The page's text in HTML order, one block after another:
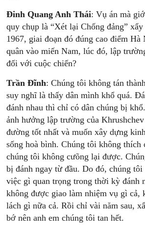
Đinh Quang Anh Thái: Vụ án mà
quy chụp là “Xét lại Chống đảng”
1967, giai đoạn đó đúng cao điểm Hà
quân vào miến Nam, lúc đó, lập
đối với cuộc chiến?
Trần Đĩnh: Chúng tôi không tán
suy nghĩ là thấy dân mình khổ quá.
đánh nhau thì chỉ có dân chúng bị
ảnh hưởng lập trường của
đường tốt nhất và muốn xây dựng
sống hoà bình. Chúng tôi không thích
chúng tôi không cưõng lại được.
bị đánh ngay từ đầu. Do đó, chúng
việc gì quan trọng trong thời kỳ đánh
không được giao làm nhiệm vụ gì cả,
lách gì nữa cả. Rồi chỉ vài năm sau,
bớ nên anh em chúng tôi tan hết.